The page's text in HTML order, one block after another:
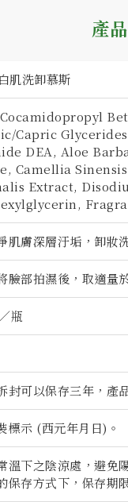
產
肌洗卸慕斯
Capric
DEA, Aloe
Camellia
Extract,
肌膚深層汙垢，卸妝
臉部拍濕後，取適量
瓶
封可以保存三年，產
標示 (西元年月日)。
溫下之陰涼處，避免
保存方式下，保存期